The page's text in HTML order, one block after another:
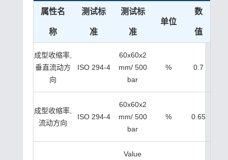
属性名
称
测试标
准
测试标
准
单位
数
值
成型收缩率,
垂直流动方
向
ISO 294-4
60x60x2
mm/ 500
bar
% 0.7
成型收缩率,
流动方向
ISO 294-4
60x60x2
mm/ 500
bar
% 0.65
Value